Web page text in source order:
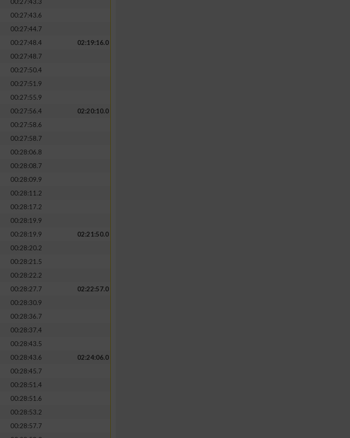
00:27:43.6
00:27:44.7
00:27:48.4
02:19:16.0
00:27:48.7
00:27:50.4
00:27:51.9
00:27:55.9
00:27:56.4
02:20:10.0
00:27:58.6
00:27:58.7
00:28:06.8
00:28:08.7
00:28:09.9
00:28:11.2
00:28:17.2
00:28:19.9
00:28:19.9
02:21:50.0
00:28:20.2
00:28:21.5
00:28:22.2
00:28:27.7
02:22:57.0
00:28:30.9
00:28:36.7
00:28:37.4
00:28:43.5
00:28:43.6
02:24:06.0
00:28:45.7
00:28:51.4
00:28:51.6
00:28:53.2
00:28:57.7